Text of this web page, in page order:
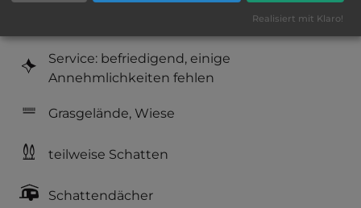
Service: befriedigend, einige
Annehmlichkeiten fehlen
Grasgelände, Wiese
teilweise Schatten
Schattendächer
Realisiert mit Klaro!